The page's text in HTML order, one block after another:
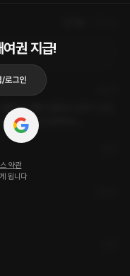
권 지급!
약관
됩니다
랐다. 어쩐지 플링이 갑자기 소숫
나 봅니다. 돈값하려고...